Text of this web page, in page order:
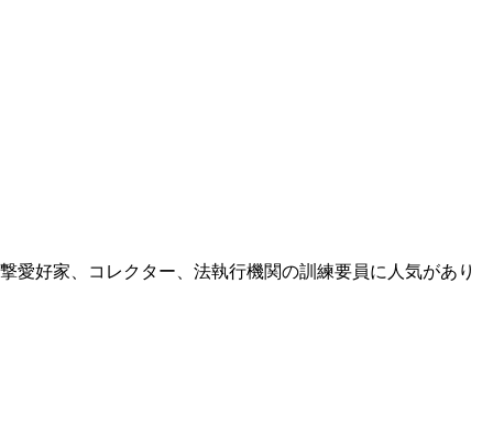
愛好家、コレクター、法執行機関の訓練要員に人気があり